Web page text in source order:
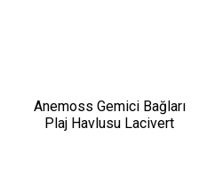
Anemoss Gemici Bağları
Plaj Havlusu Lacivert